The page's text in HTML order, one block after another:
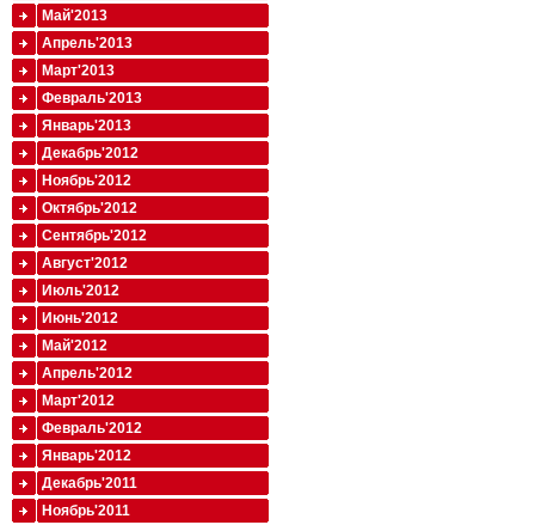
Май'2013
Апрель'2013
Март'2013
Февраль'2013
Январь'2013
Декабрь'2012
Ноябрь'2012
Октябрь'2012
Сентябрь'2012
Август'2012
Июль'2012
Июнь'2012
Май'2012
Апрель'2012
Март'2012
Февраль'2012
Январь'2012
Декабрь'2011
Ноябрь'2011